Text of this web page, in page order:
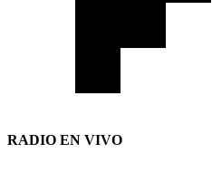
RADIO EN VIVO